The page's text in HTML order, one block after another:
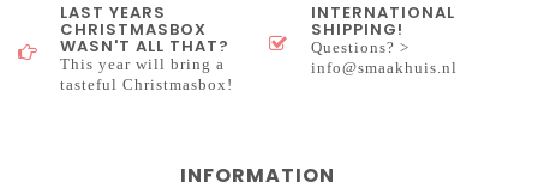
LAST YEARS
CHRISTMASBOX
WASN'T ALL THAT?
This year will bring a
tasteful Christmasbox!
INTERNATIONAL
SHIPPING!
Questions? >
info@smaakhuis.nl
INFORMATION